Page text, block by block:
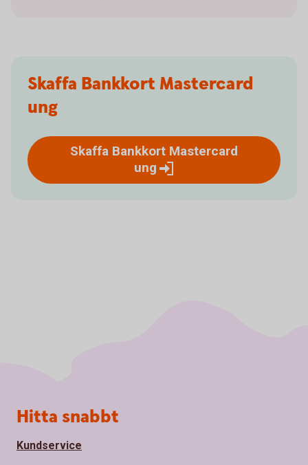
Skaffa Bankkort Mastercard
ung
Skaffa Bankkort Mastercard
ung
Sidfot
Hitta snabbt
Kundservice